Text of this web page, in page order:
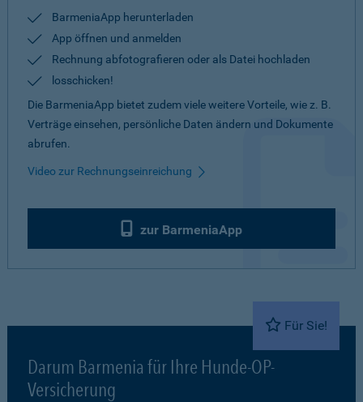
BarmeniaApp herunterladen
App öffnen und anmelden
Rechnung abfotografieren oder als Datei hochladen
losschicken!
Die BarmeniaApp bietet zudem viele weitere Vorteile, wie z. B.
Verträge einsehen, persönliche Daten ändern und Dokumente
abrufen.
Video zur Rechnungseinreichung
zur BarmeniaApp
Für Sie!
Darum Barmenia für Ihre Hunde-OP-
Versicherung